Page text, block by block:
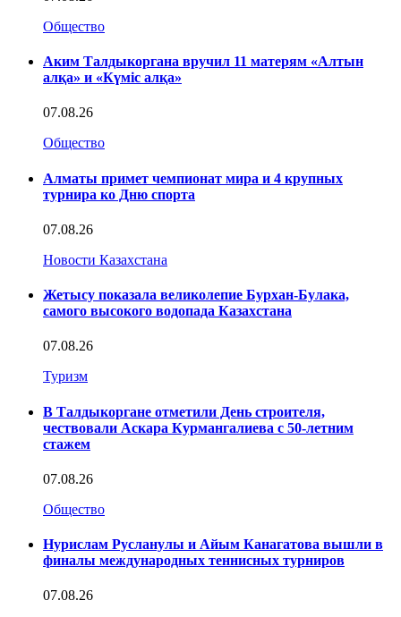
Общество
Аким Талдыкоргана вручил 11 матерям «Алтын
алқа» и «Күміс алқа»
07.08.26
Общество
Алматы примет чемпионат мира и 4 крупных
турнира ко Дню спорта
07.08.26
Новости Казахстана
Жетысу показала великолепие Бурхан-Булака,
самого высокого водопада Казахстана
07.08.26
Туризм
В Талдыкоргане отметили День строителя,
чествовали Аскара Курмангалиева с 50-летним
стажем
07.08.26
Общество
Нурислам Русланулы и Айым Канагатова вышли в
финалы международных теннисных турниров
07.08.26